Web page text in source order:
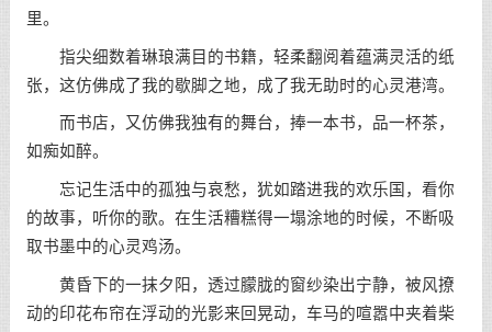
里。
指尖细数着琳琅满目的书籍，轻柔翻阅着蕴满灵活的纸
张，这仿佛成了我的歇脚之地，成了我无助时的心灵港湾。
而书店，又仿佛我独有的舞台，捧一本书，品一杯茶，
如痴如醉。
忘记生活中的孤独与哀愁，犹如踏进我的欢乐国，看你
的故事，听你的歌。在生活糟糕得一塌涂地的时候，不断吸
取书墨中的心灵鸡汤。
黄昏下的一抹夕阳，透过朦胧的窗纱染出宁静，被风撩
动的印花布帘在浮动的光影来回晃动，车马的喧嚣中夹着柴